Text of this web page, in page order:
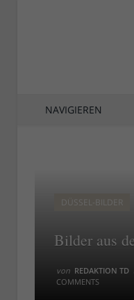
NAVIGIEREN
DÜSSEL-BILDER
Bilder aus
von REDAKTION TD
COMMENTS